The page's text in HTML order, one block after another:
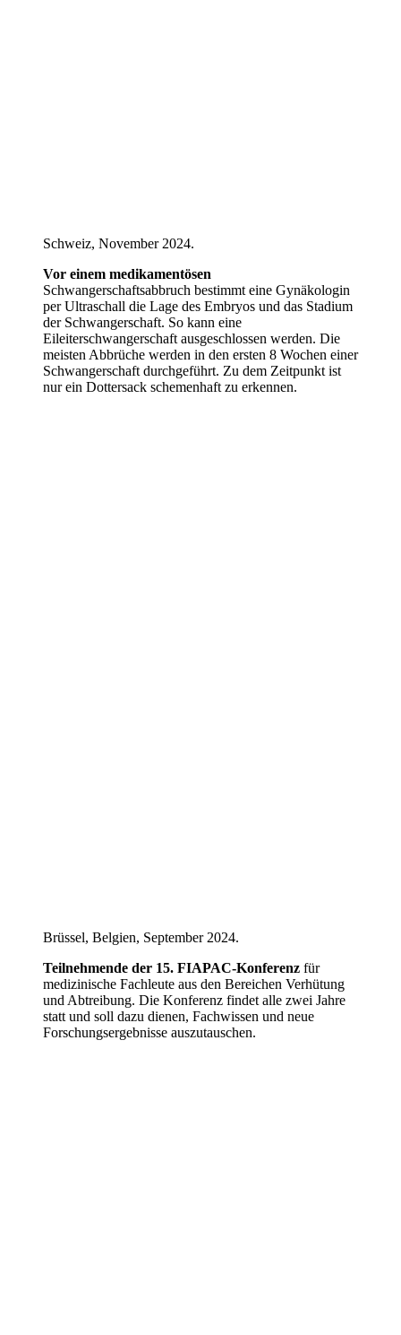
Schweiz, November 2024.
Vor einem medikamentösen
Schwangerschaftsabbruch bestimmt eine Gynäkologin
per Ultraschall die Lage des Embryos und das Stadium
der Schwangerschaft. So kann eine
Eileiterschwangerschaft ausgeschlossen werden. Die
meisten Abbrüche werden in den ersten 8 Wochen einer
Schwangerschaft durchgeführt. Zu dem Zeitpunkt ist
nur ein Dottersack schemenhaft zu erkennen.
Brüssel, Belgien, September 2024.
Teilnehmende der 15. FIAPAC-Konferenz für
medizinische Fachleute aus den Bereichen Verhütung
und Abtreibung. Die Konferenz findet alle zwei Jahre
statt und soll dazu dienen, Fachwissen und neue
Forschungsergebnisse auszutauschen.